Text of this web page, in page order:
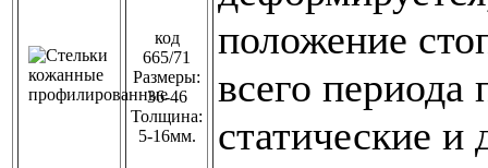
код
665/71
Размеры:
36-46
Толщина:
5-16мм.
положение
всего периода
статические и